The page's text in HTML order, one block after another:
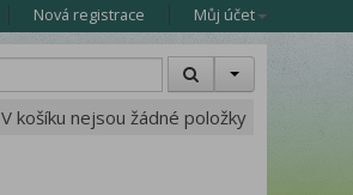
Nová registrace Můj účet
V košíku nejsou žádné položky